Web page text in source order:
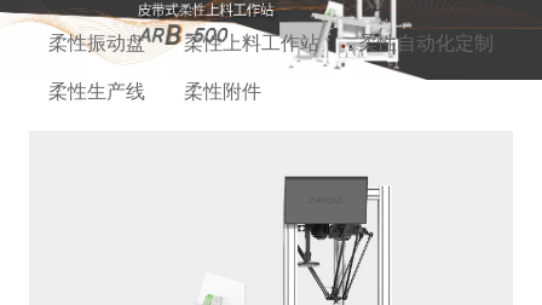
柔性振动盘 柔性上料工作站 柔性自动化定制
柔性生产线 柔性附件